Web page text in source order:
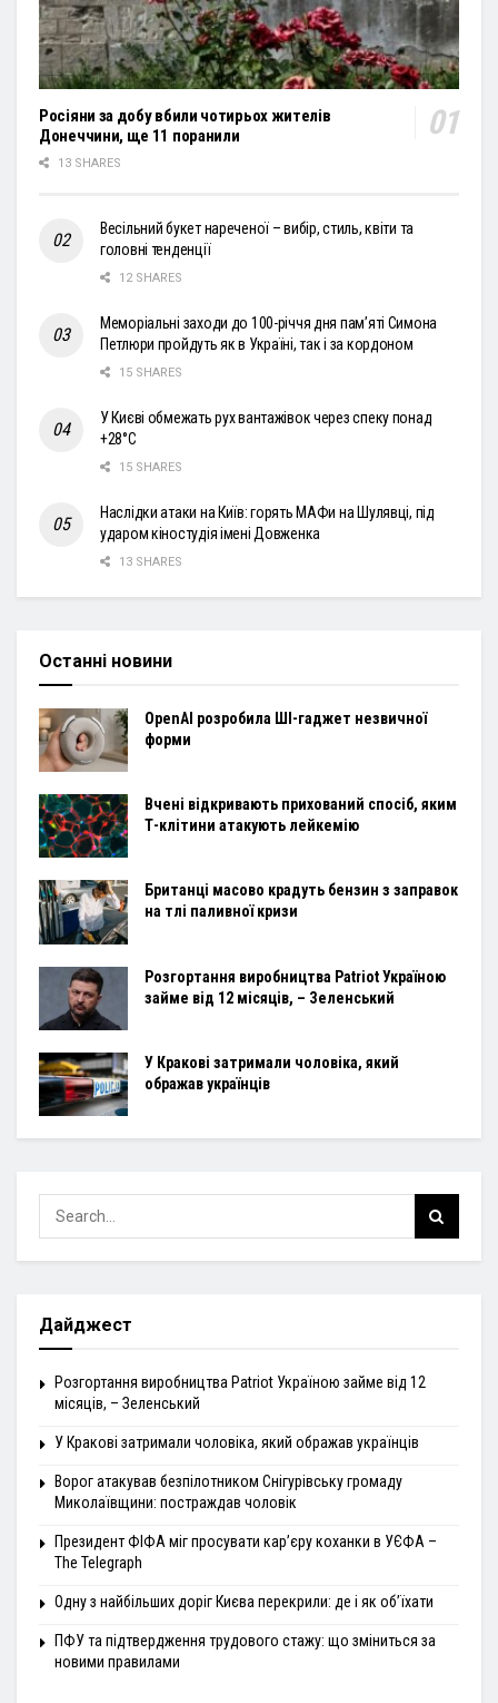
Росіяни за добу вбили чотирьох жителів
Донеччини, ще 11 поранили
13 SHARES
Весільний букет нареченої – вибір, стиль, квіти та
головні тенденції
12 SHARES
Меморіальні заходи до 100-річчя дня пам’яті Симона
Петлюри пройдуть як в Україні, так і за кордоном
15 SHARES
У Києві обмежать рух вантажівок через спеку понад
+28°С
15 SHARES
Наслідки атаки на Київ: горять МАФи на Шулявці, під
ударом кіностудія імені Довженка
13 SHARES
Останні новини
OpenAI розробила ШІ-гаджет незвичної
форми
Вчені відкривають прихований спосіб, яким
Т-клітини атакують лейкемію
Британці масово крадуть бензин з заправок
на тлі паливної кризи
Розгортання виробництва Patriot Україною
займе від 12 місяців, – Зеленський
У Кракові затримали чоловіка, який
ображав українців
Дайджест
Розгортання виробництва Patriot Україною займе від 12
місяців, – Зеленський
У Кракові затримали чоловіка, який ображав українців
Ворог атакував безпілотником Снігурівську громаду
Миколаївщини: постраждав чоловік
Президент ФІФА міг просувати кар’єру коханки в УЄФА –
The Telegraph
Одну з найбільших доріг Києва перекрили: де і як об’їхати
ПФУ та підтвердження трудового стажу: що зміниться за
новими правилами